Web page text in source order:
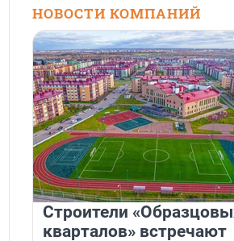
НОВОСТИ КОМПАНИЙ
Строители
кварталов» встречают